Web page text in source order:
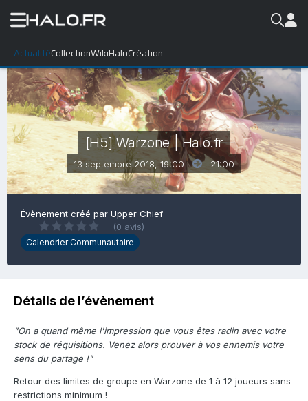
ActualitéCollectionWikiHaloCréation
[H5] Warzone | Halo.fr
13 septembre 2018, 19:00 21:00
Évènement créé par Upper Chief
(0 avis)
Calendrier Communautaire
Détails de l’évènement
"On a quand même l'impression que vous êtes radin avec votre
stock de réquisitions. Venez alors prouver à vos ennemis votre
sens du partage !"
Retour des limites de groupe en Warzone de 1 à 12 joueurs sans
restrictions minimum !